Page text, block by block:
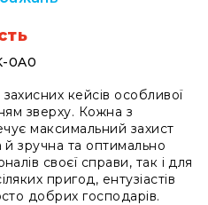
0A0
кейсів особливої
зверху. Кожна з
максимальний захист
й зручна та оптимально
своєї справи, так і для
пригод, ентузіастів
добрих господарів.